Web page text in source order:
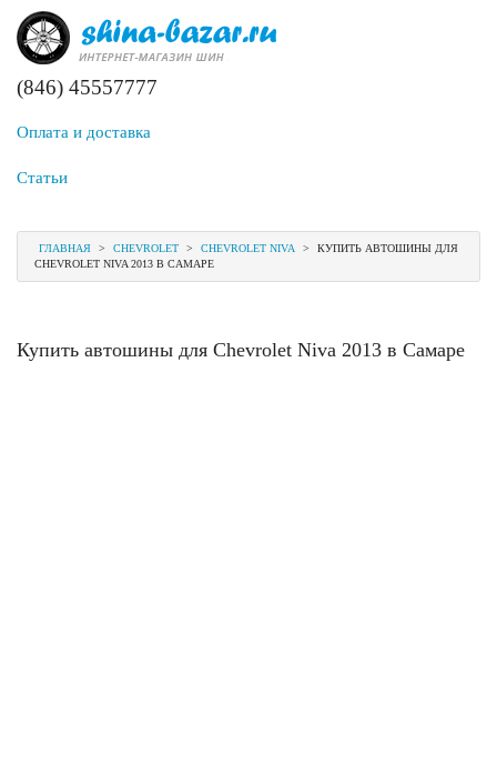
(846) 45557777
Оплата и доставка
Статьи
ГЛАВНАЯ > CHEVROLET > CHEVROLET NIVA >
КУПИТЬ АВТОШИНЫ ДЛЯ
CHEVROLET NIVA 2013 В САМАРЕ
Купить автошины для Chevrolet Niva 2013 в Самаре